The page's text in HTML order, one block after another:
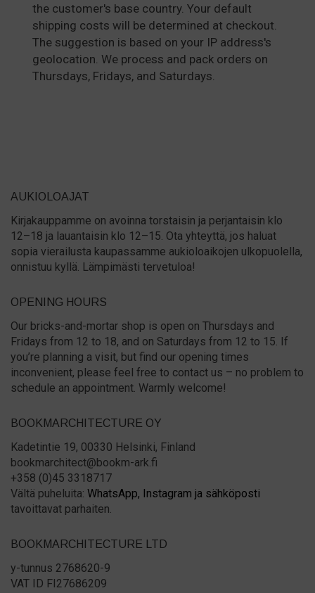
the customer's base country. Your default
shipping costs will be determined at checkout.
The suggestion is based on your IP address's
geolocation. We process and pack orders on
Thursdays, Fridays, and Saturdays.
AUKIOLOAJAT
Kirjakauppamme on avoinna torstaisin ja perjantaisin klo
12–18 ja lauantaisin klo 12–15. Ota yhteyttä, jos haluat
sopia vierailusta kaupassamme aukioloaikojen ulkopuolella,
onnistuu kyllä. Lämpimästi tervetuloa!
OPENING HOURS
Our bricks-and-mortar shop is open on Thursdays and
Fridays from 12 to 18, and on Saturdays from 12 to 15. If
you’re planning a visit, but find our opening times
inconvenient, please feel free to contact us – no problem to
schedule an appointment. Warmly welcome!
BOOKMARCHITECTURE OY
Kadetintie 19, 00330 Helsinki, Finland
bookmarchitect@bookm-ark.fi
+358 (0)45 3318717
Vältä puheluita: WhatsApp, Instagram ja sähköposti
tavoittavat parhaiten.
BOOKMARCHITECTURE LTD
y-tunnus 2768620-9
VAT ID FI27686209